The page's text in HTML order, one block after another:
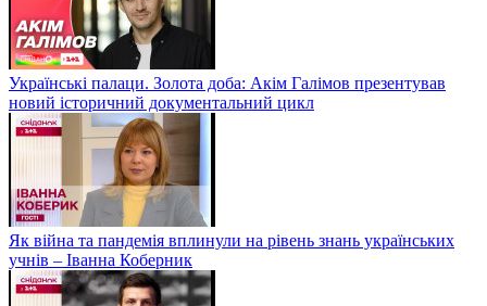
Українські палаци. Золота доба: Акім Галімов презентував
новий історичний документальний цикл
Як війна та пандемія вплинули на рівень знань українських
учнів – Іванна Коберник